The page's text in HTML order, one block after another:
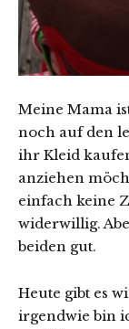
Meine Mama
noch auf den
ihr Kleid
anziehen
einfach keine
widerwillig.
beiden gut.
Heute gibt es
irgendwie bin